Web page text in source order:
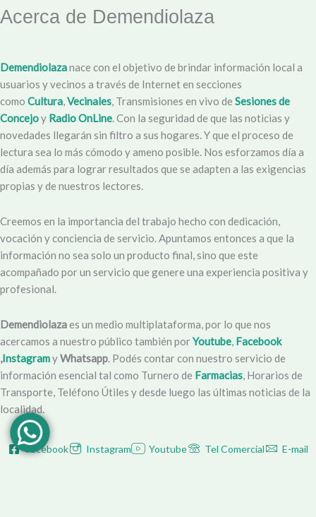
Acerca de Demendiolaza
Demendiolazanace con el objetivo de brindar información local a
usuarios y vecinos a través de Internet en secciones
como Cultura Vecinales , Transmisiones en vivo de Sesiones de
Concejoy Radio OnLine . Con la seguridad de que las noticias y
novedades llegarán sin filtro a sus hogares. Y que el proceso de
lectura sea lo más cómodo y ameno posible. Nos esforzamos día a
día además para lograr resultados que se adapten a las exigencias
propias y de nuestros lectores.
Creemos en la importancia del trabajo hecho con dedicación,
vocación y conciencia de servicio. Apuntamos entonces a que la
información no sea solo un producto final, sino que este
acompañado por un servicio que genere una experiencia positiva y
profesional.
Demendiolazaes un medio multiplataforma, por lo que nos
acercamos a nuestro público también porYoutube, Facebook
,InstagramyWhatsapp. Podés contar con nuestro servicio de
información esencial tal como Turnero de Farmacias, Horarios de
Transporte, Teléfono Útiles y desde luego las últimas noticias de la
localidad.
Facebook Instagram Youtube Tel Comercial E-mail